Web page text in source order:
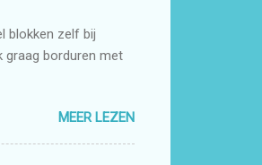
blokken zelf bij
graag borduren met
MEER LEZEN